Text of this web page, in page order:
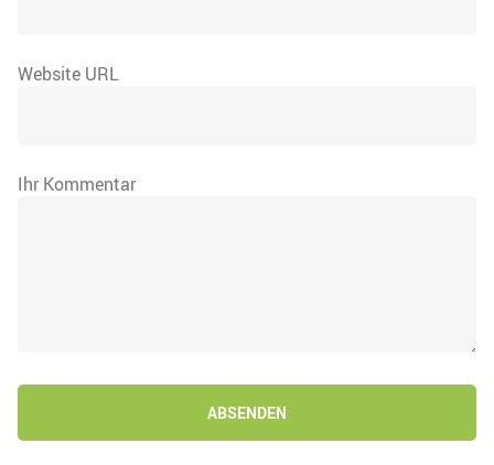
Website URL
Ihr Kommentar
ABSENDEN